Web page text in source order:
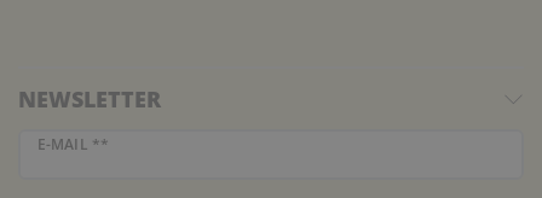
NEWSLETTER
E-MAIL **
Newsletter Honig